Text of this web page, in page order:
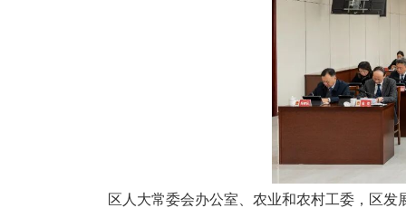
区人大常委会办公室、农业和农村工委，区